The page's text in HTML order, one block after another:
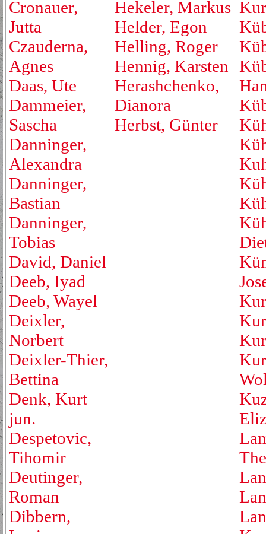
Cronauer,
Jutta
Czauderna,
Agnes
Daas, Ute
Dammeier,
Sascha
Danninger,
Alexandra
Danninger,
Bastian
Danninger,
Tobias
David, Daniel
Deeb, Iyad
Deeb, Wayel
Deixler,
Norbert
Deixler-Thier,
Bettina
Denk, Kurt
jun.
Despetovic,
Tihomir
Deutinger,
Roman
Dibbern,
Hekeler, Markus
Helder, Egon
Helling, Roger
Hennig, Karsten
Herashchenko,
Dianora
Herbst, Günter